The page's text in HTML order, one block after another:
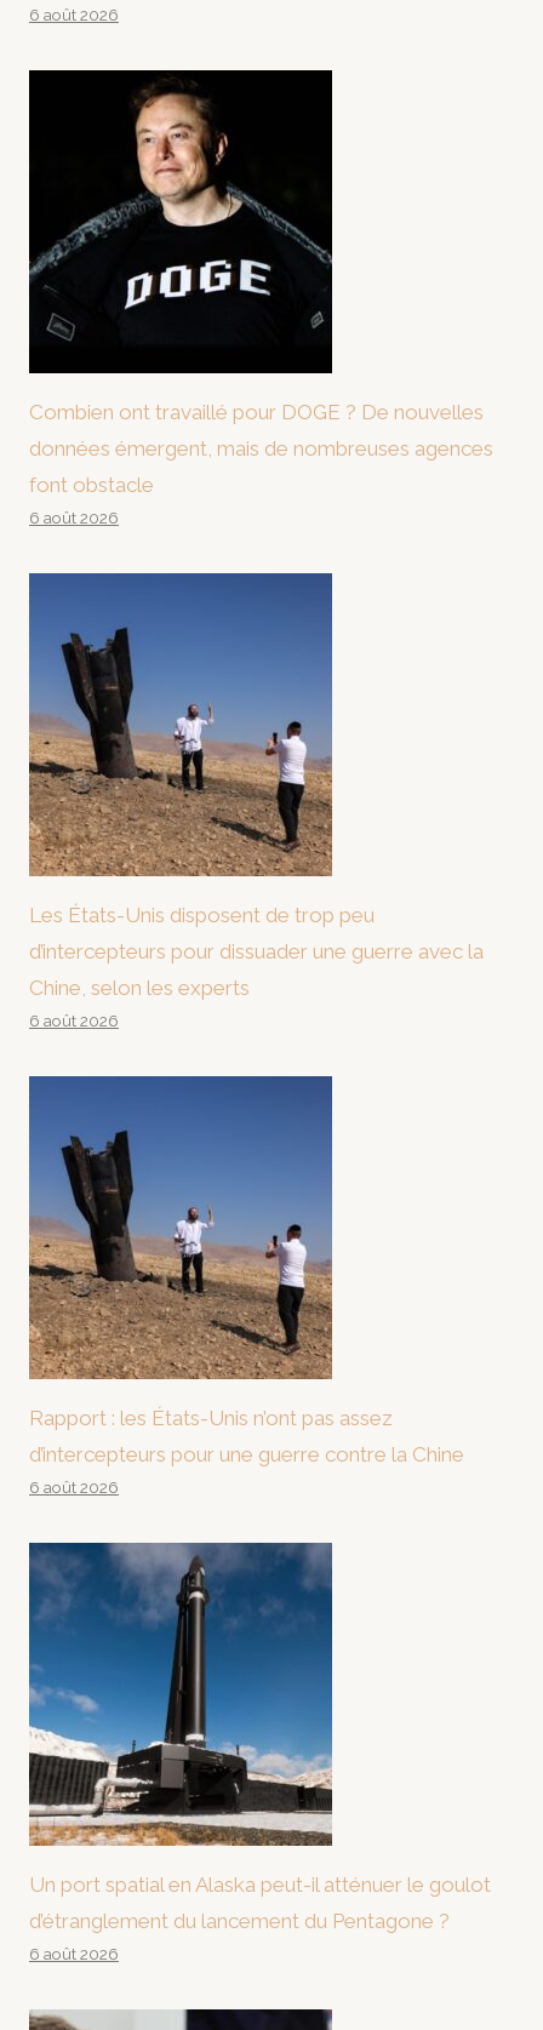
6 août 2026
Combien ont travaillé pour DOGE ? De nouvelles
données émergent, mais de nombreuses agences
font obstacle
6 août 2026
Les États-Unis disposent de trop peu
d’intercepteurs pour dissuader une guerre avec la
Chine, selon les experts
6 août 2026
Rapport : les États-Unis n’ont pas assez
d’intercepteurs pour une guerre contre la Chine
6 août 2026
Un port spatial en Alaska peut-il atténuer le goulot
d’étranglement du lancement du Pentagone ?
6 août 2026